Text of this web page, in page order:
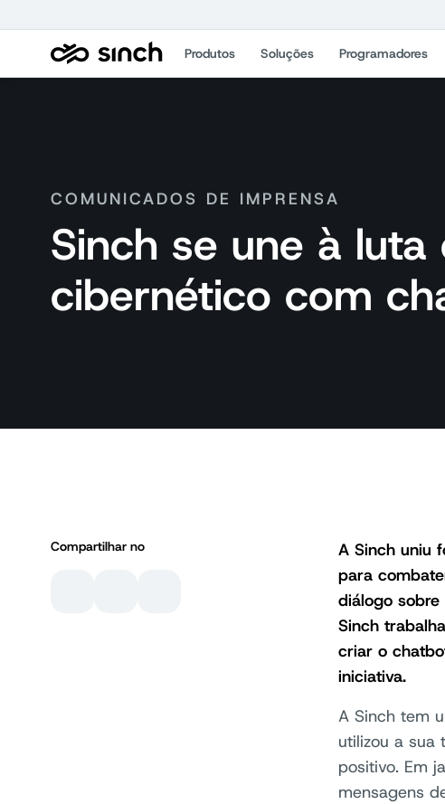
Produtos Soluções Programadores
COMUNICADOS DE IMPRENSA
Sinch se une à
cibernético com
Compartilhar no
A Sinch uniu
para
diálogo
Sinch
criar o
iniciativa.
A Sinch tem
utilizou a sua
positivo. Em
mensagens